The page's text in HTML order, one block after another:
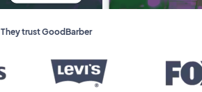
They trust GoodBarber